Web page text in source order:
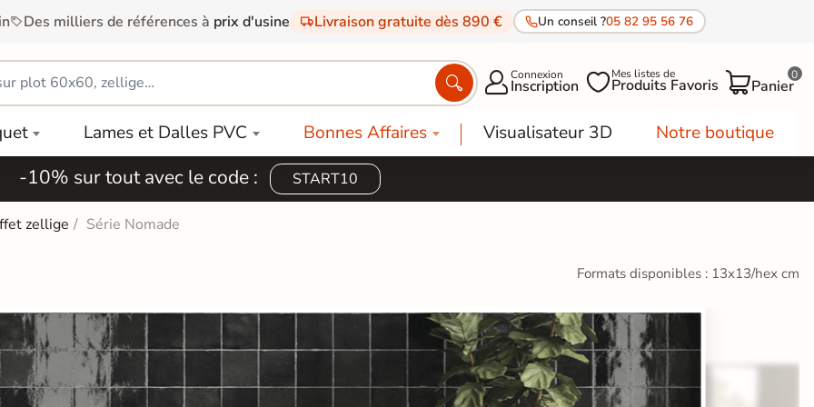
Des milliers de références à prix d'usine Livraison gratuite dès 890 € Un conseil ?05 82 95 56 76
 Connexion
Inscription Mes listes de
Produits Favoris Panier
0
Lames et Dalles PVC Bonnes Affaires Visualisateur 3D Notre boutique
-10% sur tout avec le code : START10
zellige Série Nomade
Formats disponibles : 13x13/hex cm